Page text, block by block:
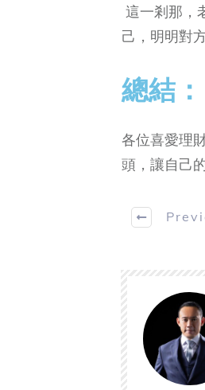
這一剎那，
己，明明對
總結
各位喜愛理
頭，讓自己